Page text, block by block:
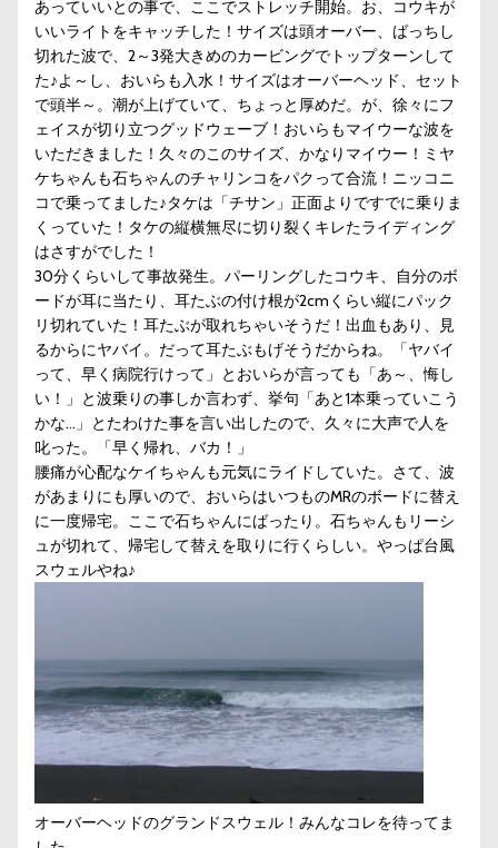
あっていいとの事で、ここでストレッチ開始。お、コウキが
いいライトをキャッチした！サイズは頭オーバー、ばっちし
切れた波で、2～3発大きめのカービングでトップターンして
た♪よ～し、おいらも入水！サイズはオーバーヘッド、セット
で頭半～。潮が上げていて、ちょっと厚めだ。が、徐々にフ
ェイスが切り立つグッドウェーブ！おいらもマイウーな波を
いただきました！久々のこのサイズ、かなりマイウー！ミヤ
ケちゃんも石ちゃんのチャリンコをパクって合流！ニッコニ
コで乗ってました♪タケは「チサン」正面よりですでに乗りま
くっていた！タケの縦横無尽に切り裂くキレたライディング
はさすがでした！
30分くらいして事故発生。パーリングしたコウキ、自分のボ
ードが耳に当たり、耳たぶの付け根が2cmくらい縦にパック
リ切れていた！耳たぶが取れちゃいそうだ！出血もあり、見
るからにヤバイ。だって耳たぶもげそうだからね。「ヤバイ
って、早く病院行けって」とおいらが言っても「あ～、悔し
い！」と波乗りの事しか言わず、挙句「あと1本乗っていこう
かな…」とたわけた事を言い出したので、久々に大声で人を
叱った。「早く帰れ、バカ！」
腰痛が心配なケイちゃんも元気にライドしていた。さて、波
があまりにも厚いので、おいらはいつものMRのボードに替え
に一度帰宅。ここで石ちゃんにばったり。石ちゃんもリーシ
ュが切れて、帰宅して替えを取りに行くらしい。やっぱ台風
スウェルやね♪
オーバーヘッドのグランドスウェル！みんなコレを待ってま